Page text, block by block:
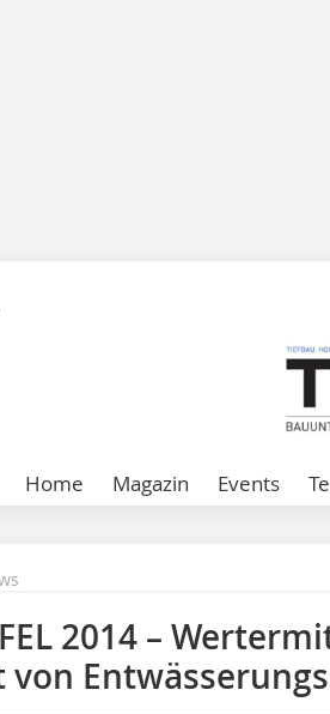
Home Magazin Events
2014 –